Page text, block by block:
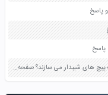
چرا در مناطق کوهستانی قسمتی از جاده ها را به صورت پیچ های شیبدار می سازند؟ صفحه 100 علوم نهم